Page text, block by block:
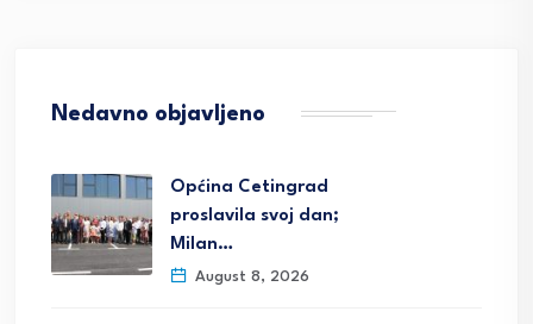
Nedavno objavljeno
Općina Cetingrad
proslavila svoj dan;
Milan…
August 8, 2026